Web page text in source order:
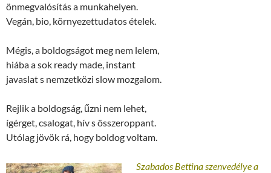
önmegvalósítás a munkahelyen.
Vegán, bio, környezettudatos ételek.
Mégis, a boldogságot meg nem lelem,
hiába a sok ready made, instant
javaslat s nemzetközi slow mozgalom.
Rejlik a boldogság, űzni nem lehet,
ígérget, csalogat, hív s összeroppant.
Utólag jövök rá, hogy boldog voltam.
Szabados Bettina szenvedélye a